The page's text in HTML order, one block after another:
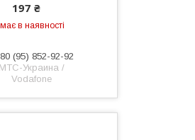
197 ₴
в наявності
(95) 852-92-92
МТС-Украина /
Vodafone